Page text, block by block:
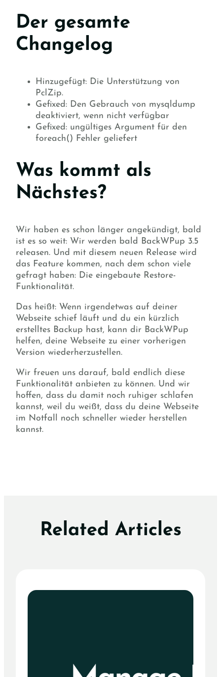
Der gesamte
Changelog
Hinzugefügt: Die Unterstützung von
PclZip.
Gefixed: Den Gebrauch von mysqldump
deaktiviert, wenn nicht verfügbar
Gefixed: ungültiges Argument für den
foreach() Fehler geliefert
Was kommt als
Nächstes?
Wir haben es schon länger angekündigt, bald
ist es so weit: Wir werden bald BackWPup 3.5
releasen. Und mit diesem neuen Release wird
das Feature kommen, nach dem schon viele
gefragt haben: Die eingebaute Restore-
Funktionalität.
Das heißt: Wenn irgendetwas auf deiner
Webseite schief läuft und du ein kürzlich
erstelltes Backup hast, kann dir BackWPup
helfen, deine Webseite zu einer vorherigen
Version wiederherzustellen.
Wir freuen uns darauf, bald endlich diese
Funktionalität anbieten zu können. Und wir
hoffen, dass du damit noch ruhiger schlafen
kannst, weil du weißt, dass du deine Webseite
im Notfall noch schneller wieder herstellen
kannst.
Related Articles